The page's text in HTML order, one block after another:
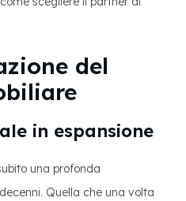
del
in espansione
una profonda
Quella che una volta